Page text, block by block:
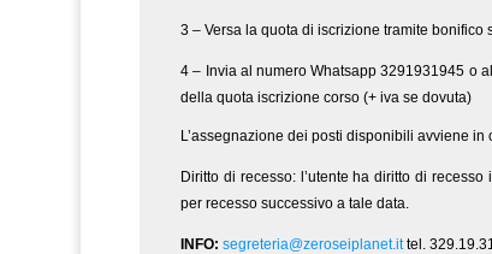
3 – Versa la quota di iscrizione tramite
4 – Invia al numero Whatsapp 3291931945 o
della quota iscrizione corso (+ iva se dovuta)
L’assegnazione dei posti disponibili avviene
Diritto di recesso: l’utente ha diritto di
per recesso successivo a tale data.
INFO: segreteria@zeroseiplanet.ittel.